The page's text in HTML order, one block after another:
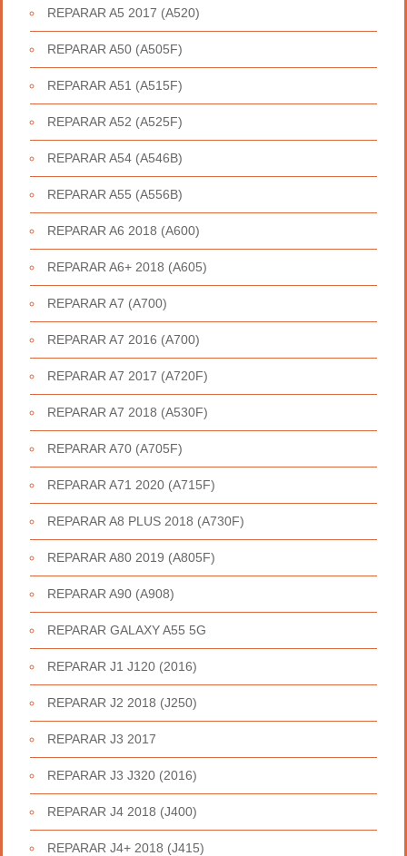
REPARAR A5 2017 (A520)
REPARAR A50 (A505F)
REPARAR A51 (A515F)
REPARAR A52 (A525F)
REPARAR A54 (A546B)
REPARAR A55 (A556B)
REPARAR A6 2018 (A600)
REPARAR A6+ 2018 (A605)
REPARAR A7 (A700)
REPARAR A7 2016 (A700)
REPARAR A7 2017 (A720F)
REPARAR A7 2018 (A530F)
REPARAR A70 (A705F)
REPARAR A71 2020 (A715F)
REPARAR A8 PLUS 2018 (A730F)
REPARAR A80 2019 (A805F)
REPARAR A90 (A908)
REPARAR GALAXY A55 5G
REPARAR J1 J120 (2016)
REPARAR J2 2018 (J250)
REPARAR J3 2017
REPARAR J3 J320 (2016)
REPARAR J4 2018 (J400)
REPARAR J4+ 2018 (J415)